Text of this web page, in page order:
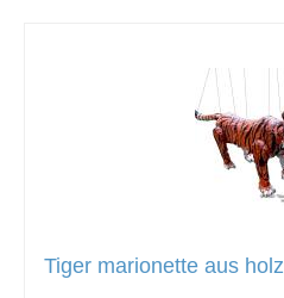
Tiger marionette aus holz